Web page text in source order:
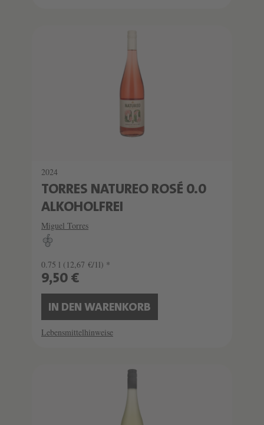
2024
TORRES NATUREO ROSÉ 0.0
ALKOHOLFREI
Miguel Torres
0.75 l (12,67 €/1l) *
9,50 €
IN DEN WARENKORB
Lebensmittelhinweise